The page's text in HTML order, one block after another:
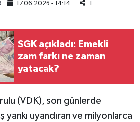
17.06.2026 - 14:14 1
SGK açıkladı: Emekli
zam farkı ne zaman
yatacak?
(VDK), son günlerde
yankı uyandıran ve milyonlarca